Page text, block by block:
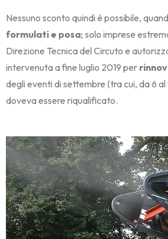
Nessuno sconto quindi è possibile,
formulati e posa; solo imprese
Direzione Tecnica del Circuto e
intervenuta a fine luglio 2019 per
degli eventi di settembre (tra cui, da 6
doveva essere riqualificato.